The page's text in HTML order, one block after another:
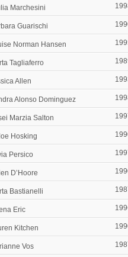
Marchesini
Guarischi
Norman Hansen
Tagliaferro
Allen
Alonso Dominguez
Marzia Salton
Hosking
Persico
D’Hoore
Bastianelli
Eric
Kitchen
Vos